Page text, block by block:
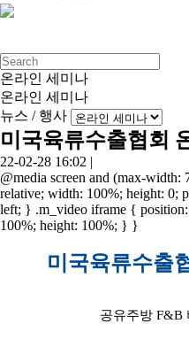
온라인 세미나
온라인 세미나
뉴스 / 행사
미국육류수출협회
22-02-28 16:02 |
@media screen and (max-
relative; width: 100%; height: 0;
left; } .m_video iframe {
100%; height: 100%; } }
미국육류수출
공유주방 F&B